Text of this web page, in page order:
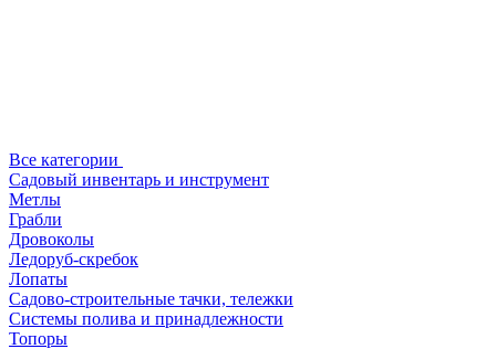
Все категории
Садовый инвентарь и инструмент
Метлы
Грабли
Дровоколы
Ледоруб-скребок
Лопаты
Садово-строительные тачки, тележки
Системы полива и принадлежности
Топоры